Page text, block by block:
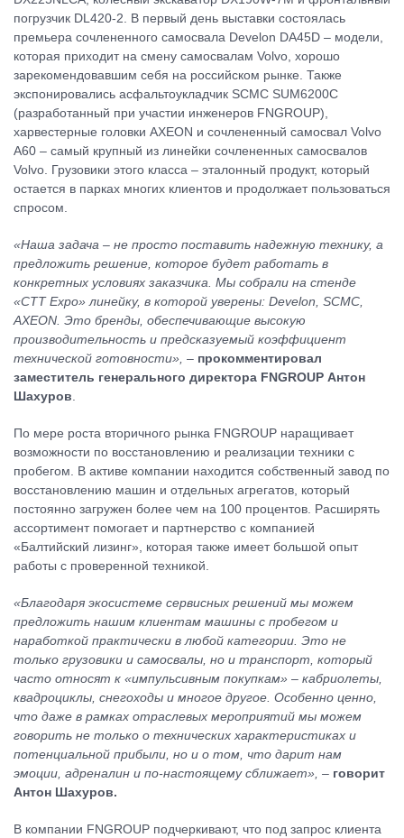
погрузчик DL420-2. В первый день выставки состоялась
премьера сочлененного самосвала Develon DA45D – модели,
которая приходит на смену самосвалам Volvo, хорошо
зарекомендовавшим себя на российском рынке. Также
экспонировались асфальтоукладчик SCMC SUM6200C
(разработанный при участии инженеров FNGROUP),
харвестерные головки AXEON и сочлененный самосвал Volvo
A60 – самый крупный из линейки сочлененных самосвалов
Volvo. Грузовики этого класса – эталонный продукт, который
остается в парках многих клиентов и продолжает пользоваться
спросом.
«Наша задача – не просто поставить надежную технику, а
предложить решение, которое будет работать в
конкретных условиях заказчика. Мы собрали на стенде
«CTT Expo» линейку, в которой уверены: Develon, SCMC,
AXEON. Это бренды, обеспечивающие высокую
производительность и предсказуемый коэффициент
технической готовности», – прокомментировал
заместитель генерального директора FNGROUP Антон
Шахуров
По мере роста вторичного рынка FNGROUP наращивает
возможности по восстановлению и реализации техники с
пробегом. В активе компании находится собственный завод по
восстановлению машин и отдельных агрегатов, который
постоянно загружен более чем на 100 процентов. Расширять
ассортимент помогает и партнерство с компанией
«Балтийский лизинг», которая также имеет большой опыт
работы с проверенной техникой.
«Благодаря экосистеме сервисных решений мы можем
предложить нашим клиентам машины с пробегом и
наработкой практически в любой категории. Это не
только грузовики и самосвалы, но и транспорт, который
часто относят к «импульсивным покупкам» – кабриолеты,
квадроциклы, снегоходы и многое другое. Особенно ценно,
что даже в рамках отраслевых мероприятий мы можем
говорить не только о технических характеристиках и
потенциальной прибыли, но и о том, что дарит нам
эмоции, адреналин и по-настоящему сближает», – говорит
Антон Шахуров.
В компании FNGROUP подчеркивают, что под запрос клиента